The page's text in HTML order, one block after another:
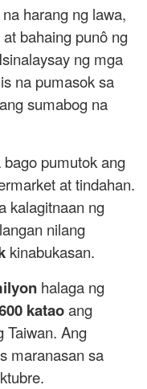
harang ng lawa,
bahaing punô ng
ng mga
na pumasok sa
sumabog na
pumutok ang
at tindahan.
kalagitnaan ng
nilang
kinabukasan.
halaga ng
kataoang
Taiwan. Ang
maranasan sa